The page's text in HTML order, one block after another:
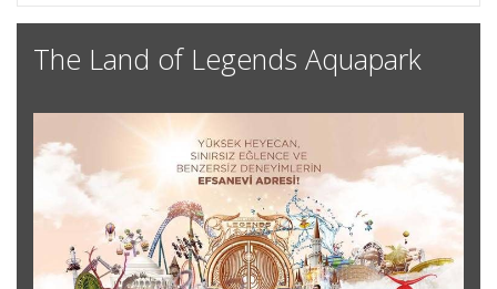
The Land of Legends Aquapark